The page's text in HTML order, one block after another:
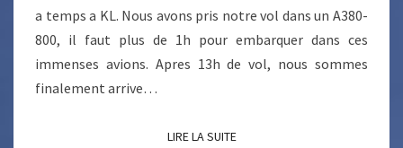
a temps a KL. Nous avons pris notre vol dans un A380-
800, il faut plus de 1h pour embarquer dans ces
immenses avions. Apres 13h de vol, nous sommes
finalement arrive…
LIRE LA SUITELIRE LA SUITE